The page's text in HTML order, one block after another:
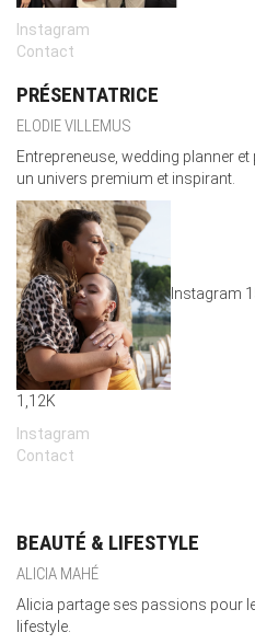
Instagram
Contact
PRÉSENTATRICE
ELODIE VILLEMUS
Entrepreneuse, wedding planner
un univers premium et inspirant.
Instagram
1,12K
Instagram
Contact
BEAUTÉ & LIFESTYLE
ALICIA MAHÉ
Alicia partage ses passions pour
lifestyle.